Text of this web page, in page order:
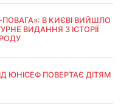
ПОВАГА»: В КИЄВІ ВИЙШЛО
ВИДАННЯ З ІСТОРІЇ
ЮНІСЕФ ПОВЕРТАЄ ДІТЯМ